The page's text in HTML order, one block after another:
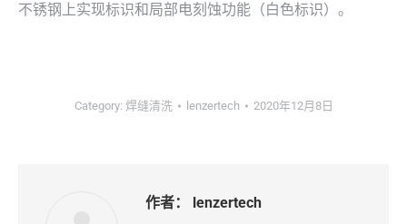
不锈钢上实现标识和局部电刻蚀功能（白色标识）。
Category: 焊缝清洗 lenzertech 2020年12月8日
作者： lenzertech